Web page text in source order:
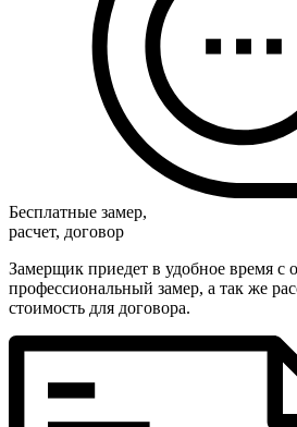
Бесплатные замер,
расчет, договор
Замерщик приедет в удобное время с
профессиональный замер, а так же
стоимость для договора.